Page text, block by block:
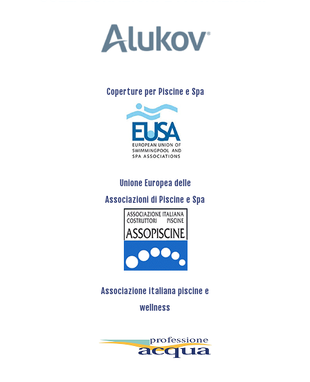
Coperture per Piscine e Spa
Unione Europea delle
Associazioni di Piscine e Spa
Associazione italiana piscine e
wellness